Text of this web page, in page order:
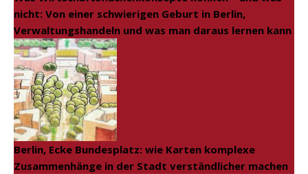
nicht: Von einer schwierigen Geburt in Berlin,
Verwaltungshandeln und was man daraus lernen kann
Berlin, Ecke Bundesplatz: wie Karten komplexe
Zusammenhänge in der Stadt verständlicher machen